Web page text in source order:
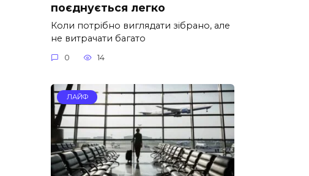
поєднується легко
Коли потрібно виглядати зібрано, але
не витрачати багато
0 14
ЛАЙФ